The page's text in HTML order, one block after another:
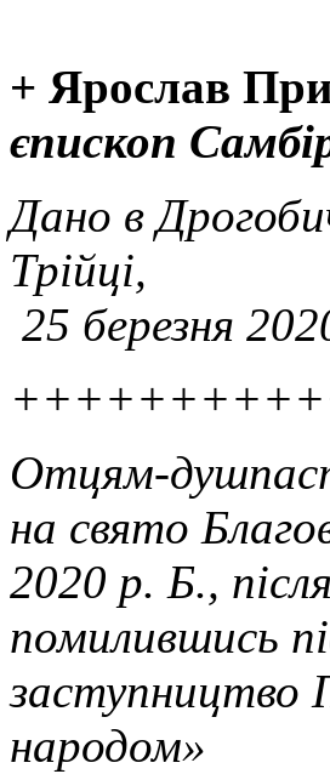
+ Ярослав
єпископ
Дано в
Трійці,
25 березня
Отцям-
на свято
2020 р. Б.,
помилившись
заступництво
народом»